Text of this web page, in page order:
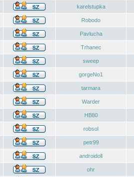
karelstupka
Robodo
Pavlucha
Trhanec
sweep
gorgeNo1
tarmara
Warder
HB80
robsol
petr99
androidoll
ohr